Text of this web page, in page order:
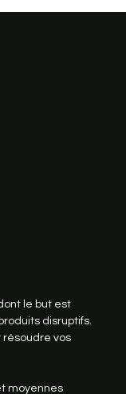
le but est
disruptifs.
résoudre vos
moyennes